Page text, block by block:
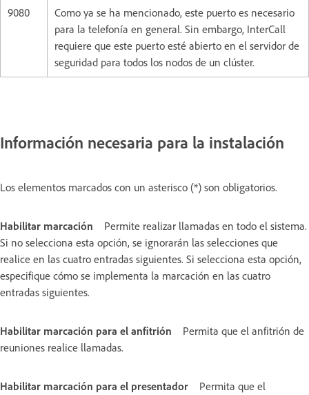
9080
Como ya se ha mencionado, este puerto es necesario
para la telefonía en general. Sin embargo, InterCall
requiere que este puerto esté abierto en el servidor de
seguridad para todos los nodos de un clúster.
Información necesaria para la instalación
Los elementos marcados con un asterisco (*) son obligatorios.
Habilitar marcación
Permite realizar llamadas en todo el sistema.
Si no selecciona esta opción, se ignorarán las selecciones que
realice en las cuatro entradas siguientes. Si selecciona esta opción,
especifique cómo se implementa la marcación en las cuatro
entradas siguientes.
Habilitar marcación para el anfitrión
Permita que el anfitrión de
reuniones realice llamadas.
Habilitar marcación para el presentador
Permita que el